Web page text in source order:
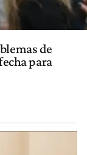
de
para